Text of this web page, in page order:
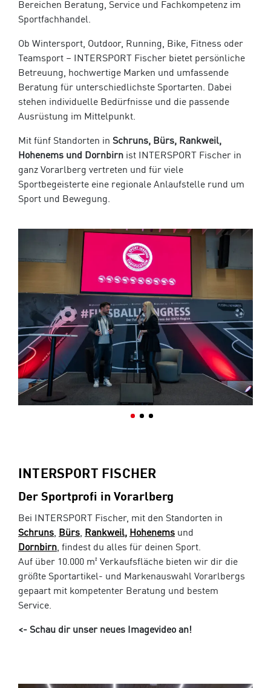
Bereichen Beratung, Service und Fachkompetenz im
Sportfachhandel.
Ob Wintersport, Outdoor, Running, Bike, Fitness oder
Teamsport – INTERSPORT Fischer bietet persönliche
Betreuung, hochwertige Marken und umfassende
Beratung für unterschiedlichste Sportarten. Dabei
stehen individuelle Bedürfnisse und die passende
Ausrüstung im Mittelpunkt.
Mit fünf Standorten in Schruns, Bürs, Rankweil,
Hohenems und Dornbirn ist INTERSPORT Fischer in
ganz Vorarlberg vertreten und für viele
Sportbegeisterte eine regionale Anlaufstelle rund um
Sport und Bewegung.
INTERSPORT FISCHER
Der Sportprofi in Vorarlberg
Bei INTERSPORT Fischer, mit den Standorten in
Schruns, Bürs, Rankweil, Hohenems und
Dornbirn, findest du alles für deinen Sport.
Auf über 10.000 m² Verkaufsfläche bieten wir dir die
größte Sportartikel- und Markenauswahl Vorarlbergs
gepaart mit kompetenter Beratung und bestem
Service.
<- Schau dir unser neues Imagevideo an!